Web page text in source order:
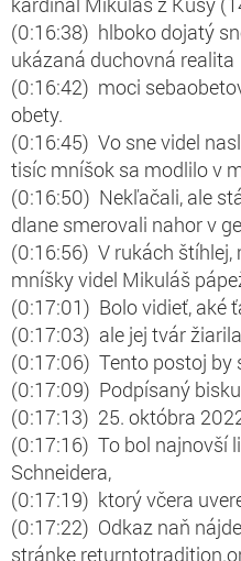
(0:16:38) hlboko dojatý
ukázaná duchovná realita
(0:16:42) moci
obety.
(0:16:45) Vo sne videl
tisíc mníšok sa modlilo v
(0:16:50) Nekľačali, ale
dlane smerovali nahor v
(0:16:56) V rukách štíhlej,
mníšky videl Mikuláš
(0:17:01) Bolo vidieť, aké
(0:17:03) ale jej tvár
(0:17:06) Tento postoj by
(0:17:09) Podpísaný
(0:17:13) 25. októbra
(0:17:16) To bol najnovší
Schneidera,
(0:17:19) ktorý včera
(0:17:22) Odkaz naň
stránke